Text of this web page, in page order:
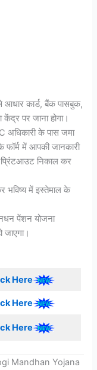
कार्ड, बैंक पासबुक,
पर जाना होगा।
अधिकारी के पास जमा
में आपकी जानकारी
प्रिंटआउट निकाल कर
में इस्तेमाल के
पेंशन योजना
Here
Here
Here
Mandhan Yojana